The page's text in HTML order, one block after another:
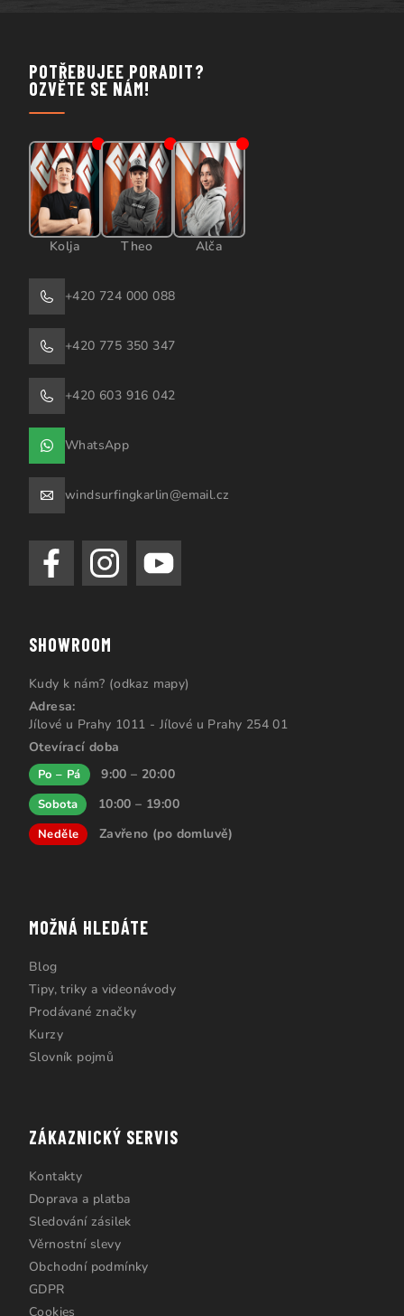
POTŘEBUJEE PORADIT?
OZVĚTE SE NÁM!
Kolja Theo Alča
+420 724 000 088
+420 775 350 347
+420 603 916 042
WhatsApp
windsurfingkarlin@email.cz
SHOWROOM
Kudy k nám? (odkaz mapy)
Adresa:
Jílové u Prahy 1011 - Jílové u Prahy 254 01
Otevírací doba
Po – Pá 9:00 – 20:00
Sobota 10:00 – 19:00
Neděle Zavřeno (po domluvě)
MOŽNÁ HLEDÁTE
Blog
Tipy, triky a videonávody
Prodávané značky
Kurzy
Slovník pojmů
ZÁKAZNICKÝ SERVIS
Kontakty
Doprava a platba
Sledování zásilek
Věrnostní slevy
Obchodní podmínky
GDPR
Cookies